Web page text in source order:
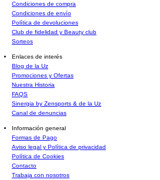
Condiciones de compra
Condiciones de envío
Política de devoluciones
Club de fidelidad y Beauty club
Sorteos
Enlaces de interés
Blog de la Uz
Promociones y Ofertas
Nuestra Historia
FAQS
Sinergia by Zensports & de la Uz
Canal de denuncias
Información general
Formas de Pago
Aviso legal y Política de privacidad
Política de Cookies
Contacto
Trabaja con nosotros